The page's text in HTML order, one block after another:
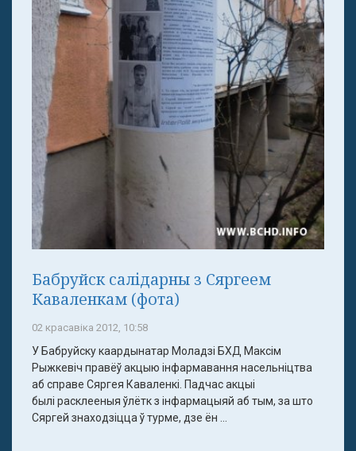
Бабруйск салідарны з Сяргеем
Каваленкам (фота)
02 красавіка 2012, 10:58
У Бабруйску каардынатар Моладзі БХД Максім
Рыжкевіч правёў акцыю інфармавання насельніцтва
аб справе Сяргея Каваленкі. Падчас акцыі
былі расклееныя ўлётк з інфармацыяй аб тым, за што
Сяргей знаходзіцца ў турме, дзе ён ...